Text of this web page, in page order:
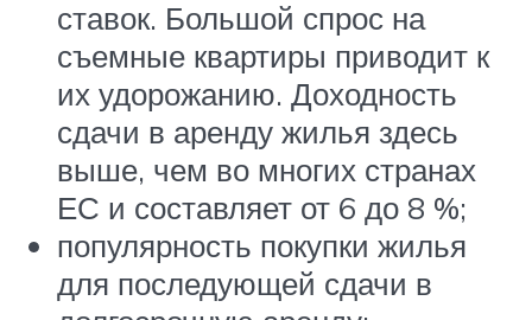
ставок. Большой спрос на
съемные квартиры приводит к
их удорожанию. Доходность
сдачи в аренду жилья здесь
выше, чем во многих странах
ЕС и составляет от 6 до 8 %;
популярность покупки жилья
для последующей сдачи в